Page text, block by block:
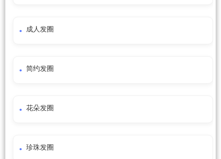
成人发圈
简约发圈
花朵发圈
珍珠发圈